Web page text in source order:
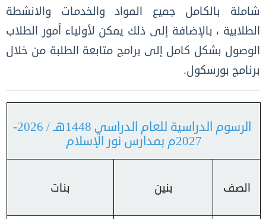
شاملة بالكامل جميع المواد والخدمات والانشطة
الطلابية ، بالإضافة إلى ذلك يمكن لأولياء أمور الطلاب
الوصول بشكل كامل إلى برامج متابعة الطلبة من خلال
برنامج بورسكول.
الرسوم الدراسية للعام الدراسي 1448هـ / 2026-
2027م بمدارس نور الإسلام
الصف بنين بنات